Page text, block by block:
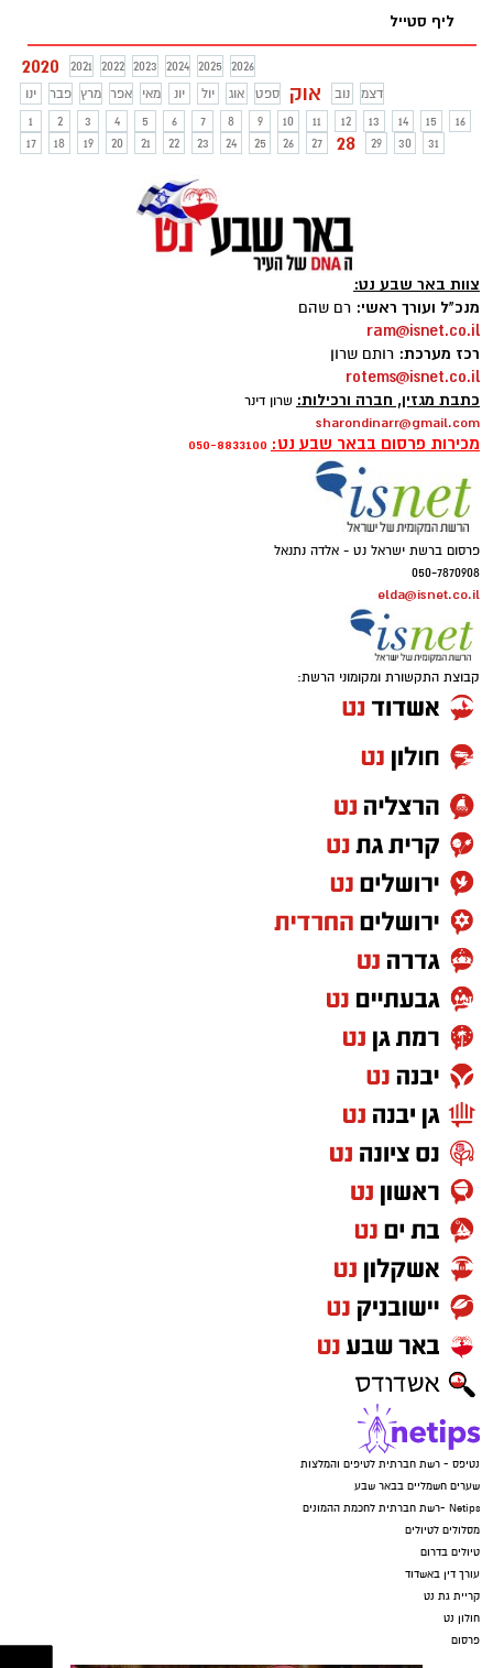
ליף סטייל
2020 2021 2022 2023 2024 2025
2026
ינו
פבר מרץ אפר מאי יונ יול אוג ספט אוק נוב
דצמ
1
2 3 4 5 6 7 8 9 10 11 12 13 14 15
16
17
18 19 20 21 22 23 24 25 26 27 28 29 30 31
צוות באר שבע נט:
מנכ"ל ועורך ראשי: רם שהם
ram@isnet.co.il
רכז מערכת: רותם שרון
rotems@isnet.co.il
כתבת מגזין, חברה ורכילות: שרון דינר
sharondinarr@gmail.com
מכירות פרסום בבאר שבע נט: 050-8833100
פרסום ברשת ישראל נט - אלדה נתנאל
050-7870908
elda@isnet.co.il
קבוצת התקשורת ומקומוני הרשת:
נטיפס - רשת חברתית לטיפים והמלצות
שערים חשמליים בבאר שבע
Netips -רשת חברתית לחכמת ההמונים
מסלולים לטיולים
טיולים בדרום
עורך דין באשדוד
קריית גת נט
חולון נט
פרסום